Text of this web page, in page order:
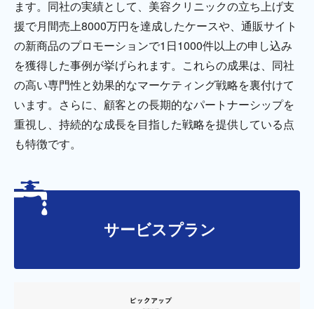
ます。同社の実績として、美容クリニックの立ち上げ支
援で月間売上8000万円を達成したケースや、通販サイト
の新商品のプロモーションで1日1000件以上の申し込み
を獲得した事例が挙げられます。これらの成果は、同社
の高い専門性と効果的なマーケティング戦略を裏付けて
います。さらに、顧客との長期的なパートナーシップを
重視し、持続的な成長を目指した戦略を提供している点
も特徴です。
サービスプラン